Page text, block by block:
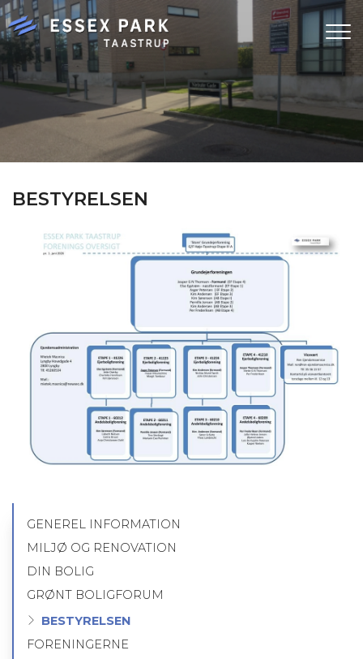
Gå
til
hovedindhold
BESTYRELSEN
Primær
navigation
GENEREL INFORMATION
MILJØ OG RENOVATION
DIN BOLIG
GRØNT BOLIGFORUM
BESTYRELSEN
FORENINGERNE